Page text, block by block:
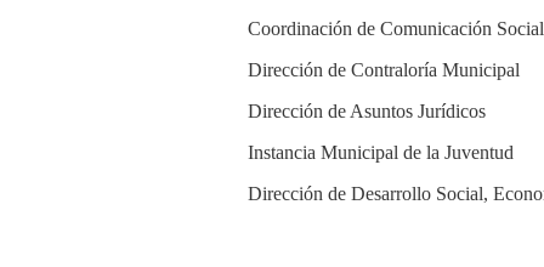
Coordinación de Comunicación Social
Dirección de Contraloría Municipal
Dirección de Asuntos Jurídicos
Instancia Municipal de la Juventud
Dirección de Desarrollo Social,